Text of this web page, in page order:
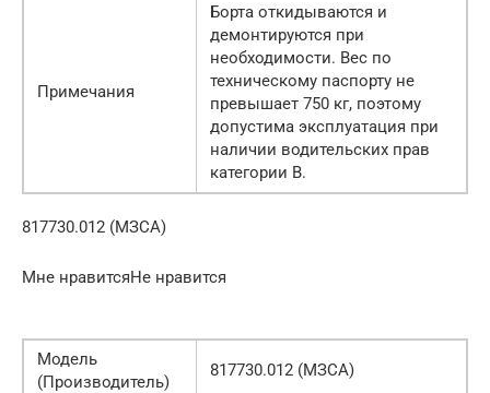
Примечания
Борта откидываются и
демонтируются при
необходимости. Вес по
техническому паспорту не
превышает 750 кг, поэтому
допустима эксплуатация при
наличии водительских прав
категории В.
817730.012 (МЗСА)
Мне нравитсяНе нравится
Модель
(Производитель)
817730.012 (МЗСА)